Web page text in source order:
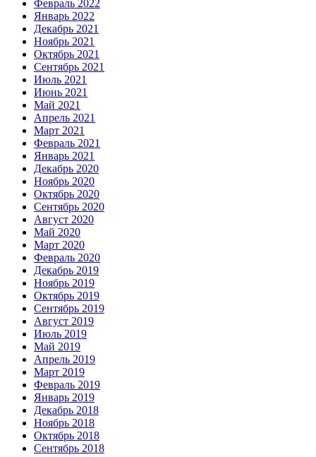
Февраль 2022
Январь 2022
Декабрь 2021
Ноябрь 2021
Октябрь 2021
Сентябрь 2021
Июль 2021
Июнь 2021
Май 2021
Апрель 2021
Март 2021
Февраль 2021
Январь 2021
Декабрь 2020
Ноябрь 2020
Октябрь 2020
Сентябрь 2020
Август 2020
Май 2020
Март 2020
Февраль 2020
Декабрь 2019
Ноябрь 2019
Октябрь 2019
Сентябрь 2019
Август 2019
Июль 2019
Май 2019
Апрель 2019
Март 2019
Февраль 2019
Январь 2019
Декабрь 2018
Ноябрь 2018
Октябрь 2018
Сентябрь 2018